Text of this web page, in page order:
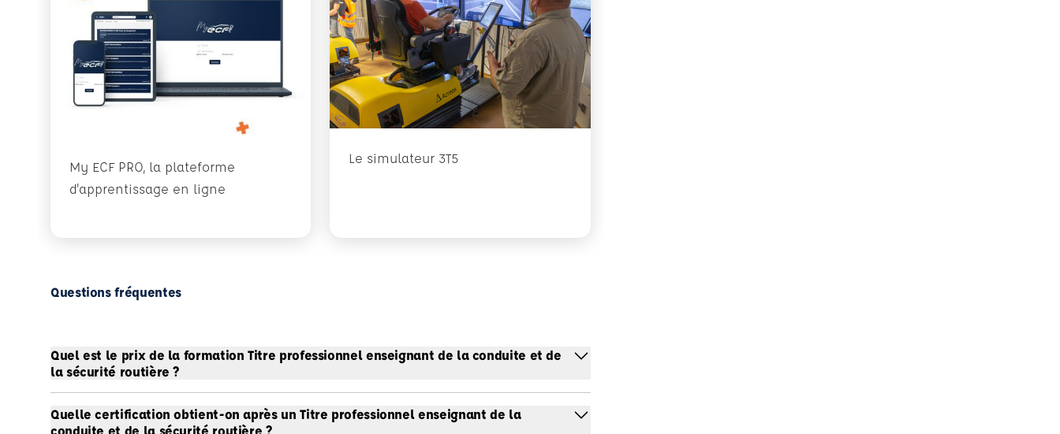
My ECF PRO, la plateforme
d'apprentissage en ligne
Le simulateur 3T5
Questions fréquentes
Quel est le prix de la formation Titre professionnel enseignant de la conduite et de
la sécurité routière ?
Quelle certification obtient-on après un Titre professionnel enseignant de la
conduite et de la sécurité routière ?